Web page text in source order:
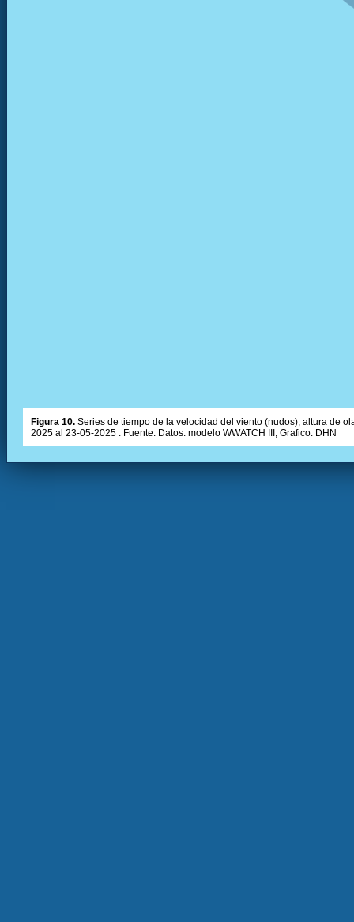
Figura 10. Series de tiempo de la velocidad del viento (nudos), altura de
2025 al 23-05-2025 . Fuente: Datos: modelo WWATCH III; Grafico: DHN